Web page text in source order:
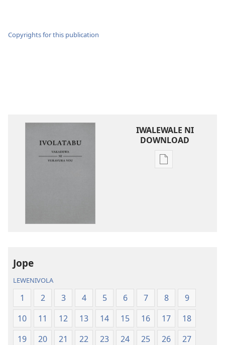
Copyrights for this publication
IWALEWALE NI
DOWNLOAD
Sala
Vuravura
Vou
Jope
LEWENIVOLA
1 2 3 4 5 6 7 8
9
10
11 12 13 14 15 16 17
18
19
20 21 22 23 24 25 26
27